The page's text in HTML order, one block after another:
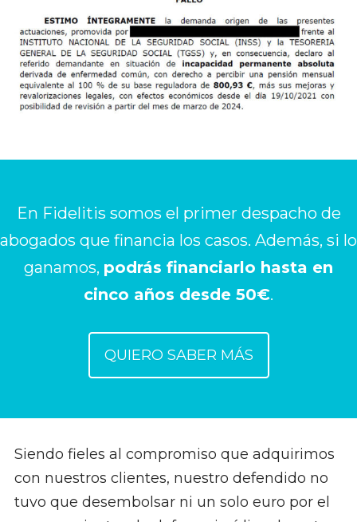
En Fidelitis somos el primer despacho de
abogados que financia los casos. Además, si lo
ganamos, podrás financiarlo hasta en
cinco años desde 50€.
QUIERO SABER MÁS
Siendo fieles al compromiso que adquirimos
con nuestros clientes, nuestro defendido no
tuvo que desembolsar ni un solo euro por el